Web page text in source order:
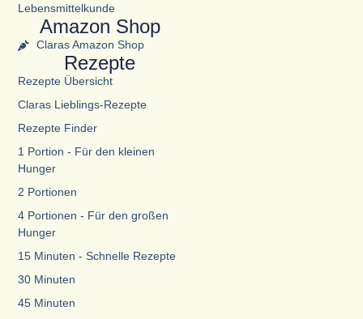
Lebensmittelkunde
Amazon Shop
Claras Amazon Shop
Rezepte
Rezepte Übersicht
Claras Lieblings-Rezepte
Rezepte Finder
1 Portion - Für den kleinen
Hunger
2 Portionen
4 Portionen - Für den großen
Hunger
15 Minuten - Schnelle Rezepte
30 Minuten
45 Minuten